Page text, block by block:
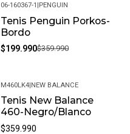
-44%
06-160367-1 |PENGUIN
Tenis Penguin Porkos-
Bordo
$199.990$359.990
M460LK4|NEW BALANCE
Tenis New Balance
460-Negro/Blanco
$359.990